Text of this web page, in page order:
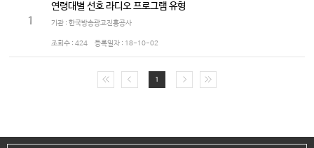
1
연령대별 선호 라디오 프로그램 유형
기관 : 한국방송광고진흥공사
조회수 : 424 등록일자 : 18-10-02
1